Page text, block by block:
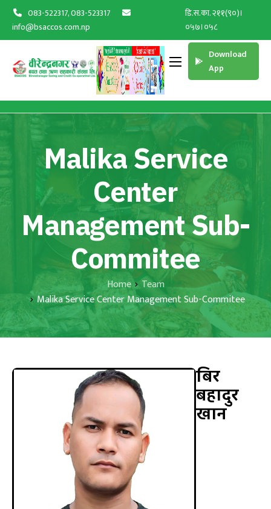
083-522317, 083-523317
info@bsaccos.com.np
डि.स.का. २११(९०)।
०५७।०५८
Download
App
Malika Service
Center
Management Sub-
Commitee
Home
Team
Malika Service Center Management Sub-Commitee
बिर
बहादुर
खान